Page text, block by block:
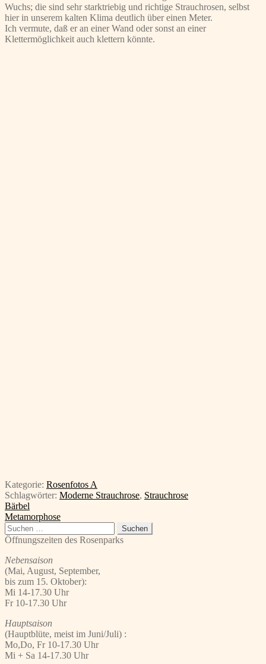
Wuchs; die sind sehr starktriebig und richtige Strauchrosen, selbst
hier in unserem kalten Klima deutlich über einen Meter.
Ich vermute, daß er an einer Wand oder sonst an einer
Klettermöglichkeit auch klettern könnte.
Kategorie: Rosenfotos A
Schlagwörter: Moderne Strauchrose, Strauchrose
Beitragsnavigation
Vorheriger
Beitrag:
Bärbel
Nächster
Beitrag:
Metamorphose
Suchen
nach:
Öffnungszeiten des Rosenparks
Nebensaison
(Mai, August, September,
bis zum 15. Oktober):
Mi 14-17.30 Uhr
Fr 10-17.30 Uhr
Hauptsaison
(Hauptblüte, meist im Juni/Juli) :
Mo,Do, Fr 10-17.30 Uhr
Mi + Sa 14-17.30 Uhr